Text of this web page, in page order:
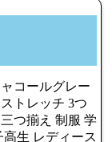
コールグレー
トレッチ 3つ
つ揃え 制服 学
生 レディース